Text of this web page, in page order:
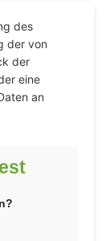
des
der von
der
eine
an